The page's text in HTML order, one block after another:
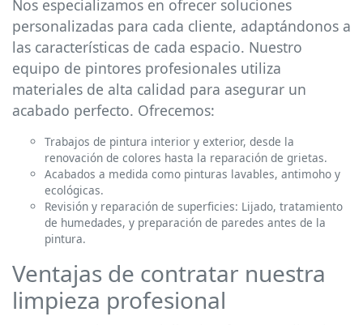
Nos especializamos en ofrecer soluciones
personalizadas para cada cliente, adaptándonos a
las características de cada espacio. Nuestro
equipo de pintores profesionales utiliza
materiales de alta calidad para asegurar un
acabado perfecto. Ofrecemos:
Trabajos de pintura interior y exterior, desde la
renovación de colores hasta la reparación de grietas.
Acabados a medida como pinturas lavables, antimoho y
ecológicas.
Revisión y reparación de superficies: Lijado, tratamiento
de humedades, y preparación de paredes antes de la
pintura.
Ventajas de contratar nuestra
limpieza profesional